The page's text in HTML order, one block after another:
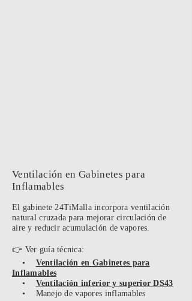
Ventilación en Gabinetes para
Inflamables
El gabinete 24TiMalla incorpora ventilación
natural cruzada para mejorar circulación de
aire y reducir acumulación de vapores.
👉 Ver guía técnica:
• Ventilación en Gabinetes para
Inflamables
• Ventilación inferior y superior DS43
• Manejo de vapores inflamables